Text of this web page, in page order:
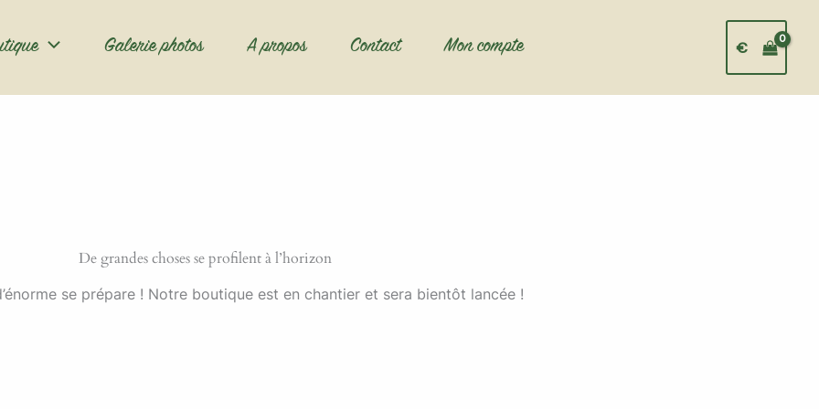
Galerie photos A propos Contact Mon compte €
De grandes choses se profilent à l’horizon
se prépare ! Notre boutique est en chantier et sera bientôt lancée !